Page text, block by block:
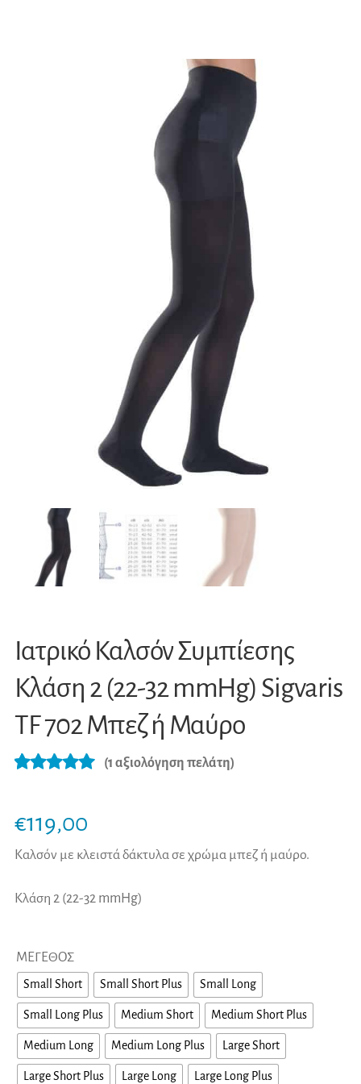
Ιατρικό Καλσόν Συμπίεσης
Κλάση 2 (22-32 mmHg) Sigvaris
TF 702 Μπεζ ή Μαύρο
από 5 με
βάση
πελάτη
(1 αξιολόγηση πελάτη)
€119,00
Καλσόν με κλειστά δάκτυλα σε χρώμα μπεζ ή μαύρο.
Κλάση 2 (22-32 mmHg)
ΜΕΓΕΘΟΣ
Small Short Small Short Plus Small Long
Small Long Plus Medium Short Medium Short Plus
Medium Long Medium Long Plus Large Short
Large Short Plus Large Long Large Long Plus